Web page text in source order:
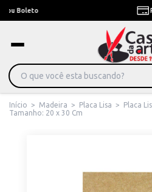
Pague em Até 6x sem
Início > Madeira > Placa Lisa >
Placa
Tamanho: 20 x 30 Cm